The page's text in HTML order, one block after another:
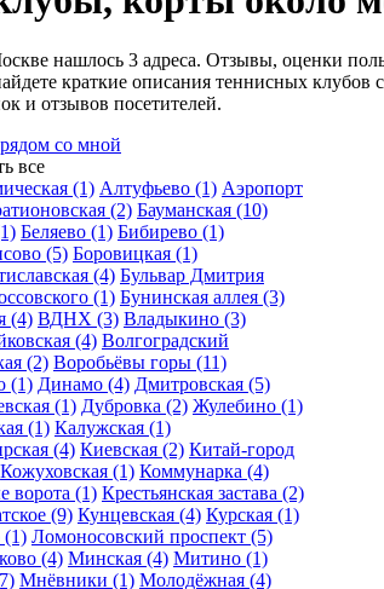
нашлось 3 адреса. Отзывы, оценки
краткие описания теннисных
и отзывов посетителей.
со мной
все
(1) Алтуфьево (1) Аэропорт
(2) Бауманская (10)
Беляево (1) Бибирево (1)
(5) Боровицкая (1)
(4) Бульвар Дмитрия
(1) Бунинская аллея (3)
(4) ВДНХ (3) Владыкино (3)
(4) Волгоградский
(2) Воробьёвы горы (11)
(1) Динамо (4) Дмитровская (5)
(1) Дубровка (2) Жулебино (1)
(1) Калужская (1)
(4) Киевская (2) Китай-город
Кожуховская (1) Коммунарка (4)
ворота (1) Крестьянская застава (2)
(9) Кунцевская (4) Курская (1)
(1) Ломоносовский проспект (5)
(4) Минская (4) Митино (1)
Мнёвники (1) Молодёжная (4)